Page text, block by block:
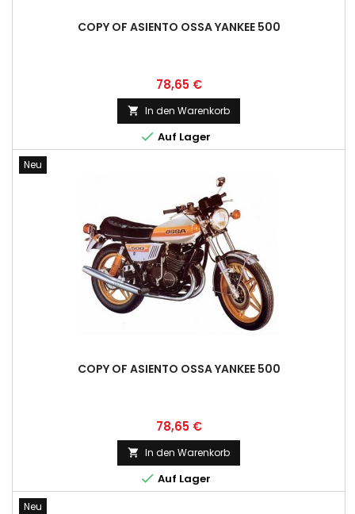
COPY OF ASIENTO OSSA YANKEE 500
Preis
78,65 €
 In den Warenkorb
 Auf Lager
Neu
COPY OF ASIENTO OSSA YANKEE 500
Preis
78,65 €
 In den Warenkorb
 Auf Lager
Neu